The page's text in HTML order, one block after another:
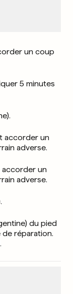
un coup
5 minutes
accorder un
adverse.
accorder un
adverse.
du pied
réparation.